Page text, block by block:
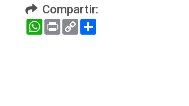
Compartir:
WhatsApp
Print Copy
Link